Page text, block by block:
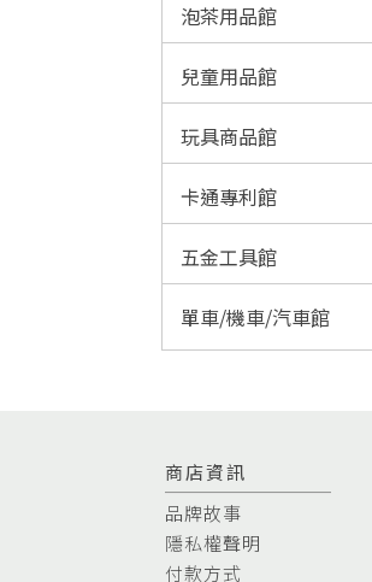
泡茶用品館
兒童用品館
玩具商品館
卡通專利館
五金工具館
單車/機車/汽車館
商店資訊
品牌故事
隱私權聲明
付款方式